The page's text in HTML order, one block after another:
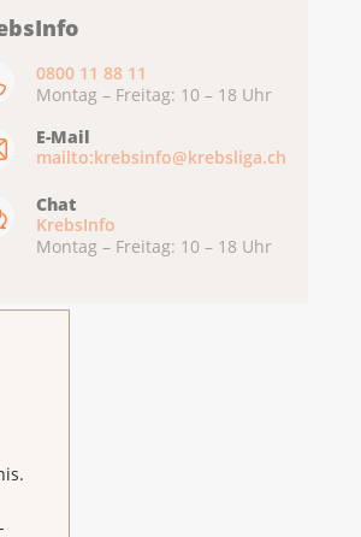
0800 11 88 11
Montag – Freitag: 10 – 18 Uhr
E-Mail
mailto:krebsinfo@krebsliga.ch
Chat
KrebsInfo
Montag – Freitag: 10 – 18 Uhr